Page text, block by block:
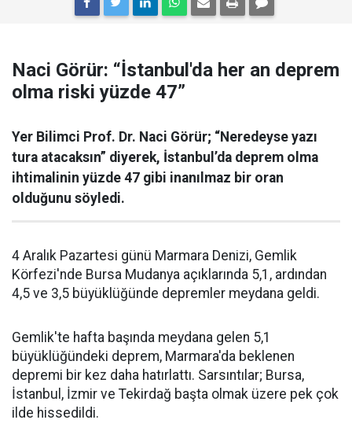
Naci Görür: “İstanbul'da her an deprem
olma riski yüzde 47”
Yer Bilimci Prof. Dr. Naci Görür; “Neredeyse yazı
tura atacaksın” diyerek, İstanbul’da deprem olma
ihtimalinin yüzde 47 gibi inanılmaz bir oran
olduğunu söyledi.
4 Aralık Pazartesi günü Marmara Denizi, Gemlik
Körfezi'nde Bursa Mudanya açıklarında 5,1, ardından
4,5 ve 3,5 büyüklüğünde depremler meydana geldi.
Gemlik'te hafta başında meydana gelen 5,1
büyüklüğündeki deprem, Marmara'da beklenen
depremi bir kez daha hatırlattı. Sarsıntılar; Bursa,
İstanbul, İzmir ve Tekirdağ başta olmak üzere pek çok
ilde hissedildi.